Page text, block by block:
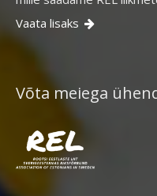
Vaata lisaks 
Võta meiega